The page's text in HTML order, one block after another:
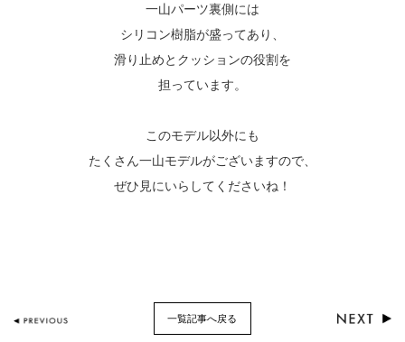
一山パーツ裏側には
シリコン樹脂が盛ってあり、
滑り止めとクッションの役割を
担っています。
このモデル以外にも
たくさん一山モデルがございますので、
ぜひ見にいらしてくださいね！
一覧記事へ戻る